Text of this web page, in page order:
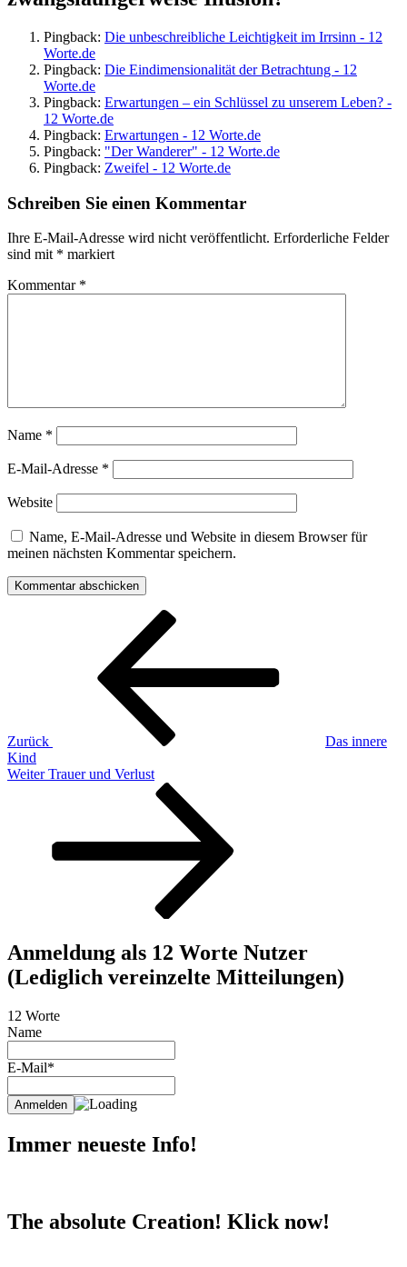
Pingback: Die unbeschreibliche Leichtigkeit im Irrsinn - 12
Worte.de
Pingback: Die Eindimensionalität der Betrachtung - 12
Worte.de
Pingback: Erwartungen – ein Schlüssel zu unserem Leben? -
12 Worte.de
Pingback: Erwartungen - 12 Worte.de
Pingback: "Der Wanderer" - 12 Worte.de
Pingback: Zweifel - 12 Worte.de
Schreiben Sie einen Kommentar
Ihre E-Mail-Adresse wird nicht veröffentlicht. Erforderliche Felder
sind mit * markiert
Kommentar *
Name *
E-Mail-Adresse *
Website
Name, E-Mail-Adresse und Website in diesem Browser für
meinen nächsten Kommentar speichern.
Beitragsnavigation
Zurück
Das innere
Kind
Nächster
Weiter Trauer und Verlust
Anmeldung als 12 Worte Nutzer
(Lediglich vereinzelte Mitteilungen)
12 Worte
Name
E-Mail*
Immer neueste Info!
The absolute Creation! Klick now!